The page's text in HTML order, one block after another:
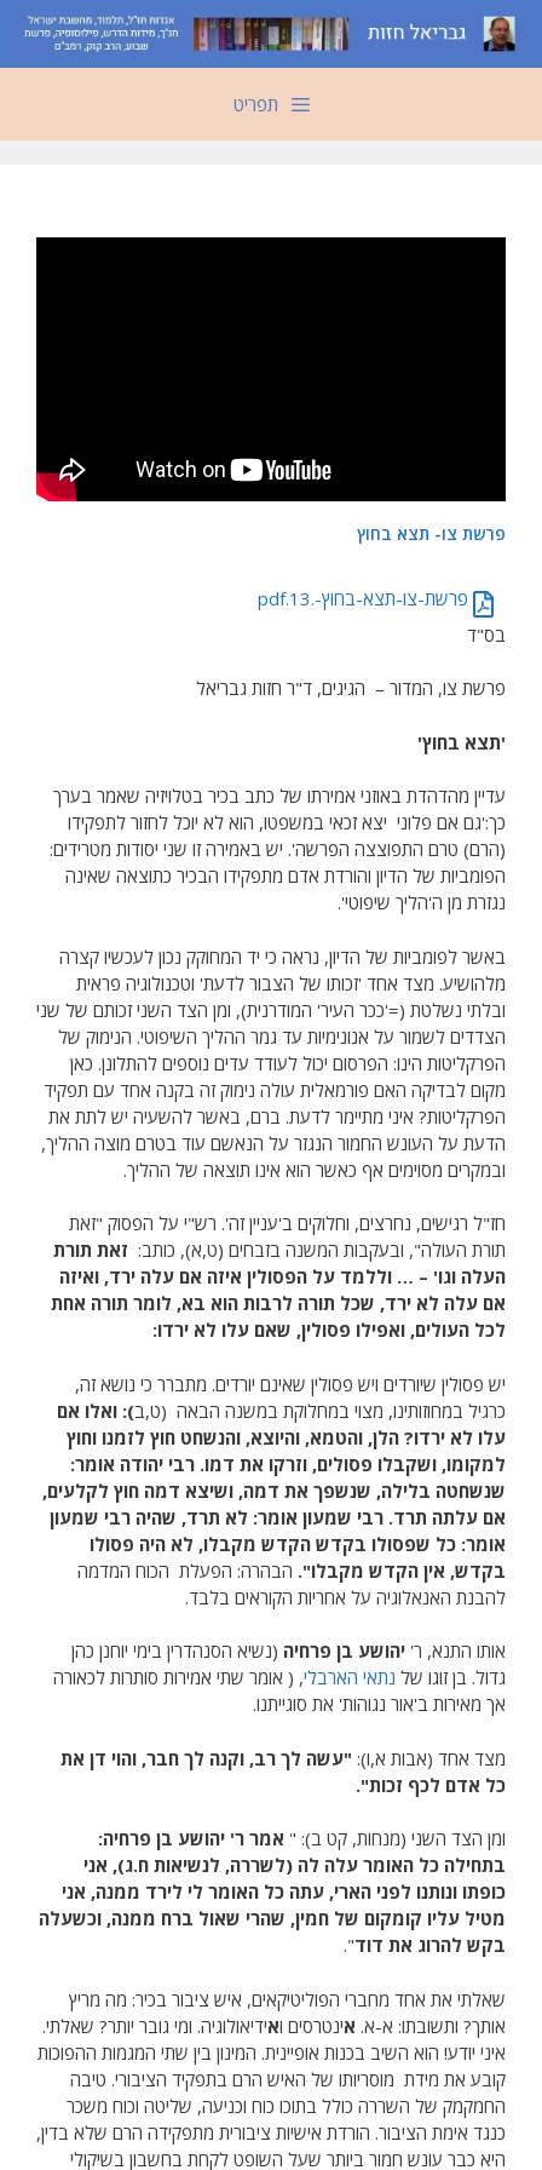
לדלג
לתוכן
תפריט
פרשת צו- תצא בחוץ
פרשת-צו-תצא-בחוץ-.13.pdf
בס"ד
פרשת צו, המדור – הגיגים, ד"ר חזות גבריאל
'תצא בחוץ'
עדיין מהדהדת באוזני אמירתו של כתב בכיר בטלויזיה שאמר בערך
כך:'גם אם פלוני יצא זכאי במשפטו, הוא לא יוכל לחזור לתפקידו
(הרם) טרם התפוצצה הפרשה'. יש באמירה זו שני יסודות מטרידים:
הפומביות של הדיון והורדת אדם מתפקידו הבכיר כתוצאה שאינה
נגזרת מן ה'הליך שיפוטי'.
באשר לפומביות של הדיון, נראה כי יד המחוקק נכון לעכשיו קצרה
מלהושיע. מצד אחד 'זכותו של הצבור לדעת' וטכנולוגיה פראית
ובלתי נשלטת (='ככר העיר' המודרנית), ומן הצד השני זכותם של שני
הצדדים לשמור על אנונימיות עד גמר ההליך השיפוטי. הנימוק של
הפרקליטות הינו: הפרסום יכול לעודד עדים נוספים להתלונן. כאן
מקום לבדיקה האם פורמאלית עולה נימוק זה בקנה אחד עם תפקיד
הפרקליטות? איני מתיימר לדעת. ברם, באשר להשעיה יש לתת את
הדעת על העונש החמור הנגזר על הנאשם עוד בטרם מוצה ההליך,
ובמקרים מסוימים אף כאשר הוא אינו תוצאה של ההליך.
חז"ל רגישים, נחרצים, וחלוקים ב'עניין זה'. רש"י על הפסוק "זאת
תורת העולה", ובעקבות המשנה בזבחים (ט,א), כותב: זאת תורת
העלה וגו' – … וללמד על הפסולין איזה אם עלה ירד, ואיזה
אם עלה לא ירד, שכל תורה לרבות הוא בא, לומר תורה אחת
לכל העולים, ואפילו פסולין, שאם עלו לא ירדו:
יש פסולין שיורדים ויש פסולין שאינם יורדים. מתברר כי נושא זה,
כרגיל במחוזותינו, מצוי במחלוקת במשנה הבאה (ט,ב): ואלו אם
עלו לא ירדו? הלן, והטמא, והיוצא, והנשחט חוץ לזמנו וחוץ
למקומו, ושקבלו פסולים, וזרקו את דמו. רבי יהודה אומר:
שנשחטה בלילה, שנשפך את דמה, ושיצא דמה חוץ לקלעים,
אם עלתה תרד. רבי שמעון אומר: לא תרד, שהיה רבי שמעון
אומר: כל שפסולו בקדש הקדש מקבלו, לא היה פסולו
בקדש, אין הקדש מקבלו". הבהרה: הפעלת הכוח המדמה
להבנת האנאלוגיה על אחריות הקוראים בלבד.
אותו התנא, ר' יהושע בן פרחיה (נשיא הסנהדרין בימי יוחנן כהן
גדול. בן זוגו של נתאי הארבלי, ( אומר שתי אמירות סותרות לכאורה
אך מאירות ב'אור נגוהות' את סוגייתנו.
מצד אחד (אבות א,ו): "עשה לך רב, וקנה לך חבר, והוי דן את
כל אדם לכף זכות".
ומן הצד השני (מנחות, קט ב): " אמר ר' יהושע בן פרחיה:
בתחילה כל האומר עלה לה (לשררה, לנשיאות ח.ג), אני
כופתו ונותנו לפני הארי, עתה כל האומר לי לירד ממנה, אני
מטיל עליו קומקום של חמין, שהרי שאול ברח ממנה, וכשעלה
בקש להרוג את דוד".
שאלתי את אחד מחברי הפוליטיקאים, איש ציבור בכיר: מה מריץ
אותך? ותשובתו: א-א. אינטרסים ואידיאולוגיה. ומי גובר יותר? שאלתי.
איני יודע! הוא השיב בכנות אופיינית. המינון בין שתי המגמות ההפוכות
קובע את מידת מוסריותו של האיש הרם בתפקיד הציבורי. טיבה
החמקמק של השררה כולל בתוכו כוח וכניעה, שליטה וכוח משכר
כנגד אימת הציבור. הורדת אישיות ציבורית מתפקידה הרם שלא בדין,
היא כבר עונש חמור ביותר שעל השופט לקחת בחשבון בשיקולי